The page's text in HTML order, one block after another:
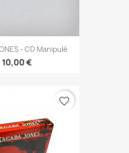
- CD Manipulé
10,00 €
favorite_border